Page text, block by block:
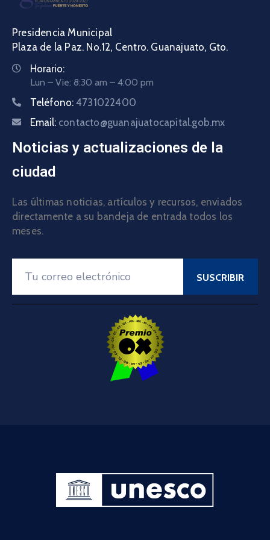
Presidencia Municipal
Plaza de la Paz. No.12, Centro. Guanajuato, Gto.
Horario:
Lun – Vie: 8:30 am – 4:00 pm
Teléfono: 4731022400
Email: contacto@guanajuatocapital.gob.mx
Noticias y actualizaciones de la
ciudad
Las últimas noticias, artículos y recursos, enviados
directamente a su bandeja de entrada todos los
meses.